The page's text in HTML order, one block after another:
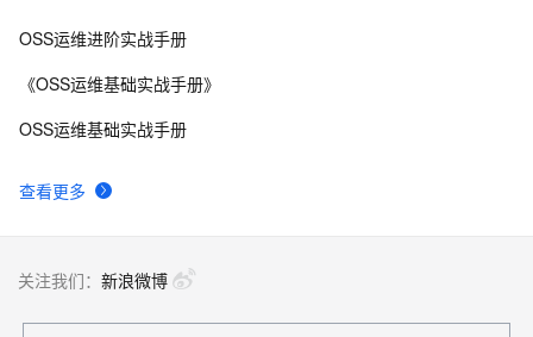
查看更多
OSS运维进阶实战手册
《OSS运维基础实战手册》
OSS运维基础实战手册
关注我们： 新浪微博